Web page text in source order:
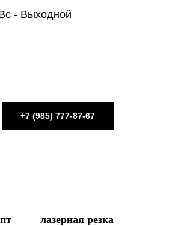
- Выходной
+7 (985) 777-87-67
лазерная резка